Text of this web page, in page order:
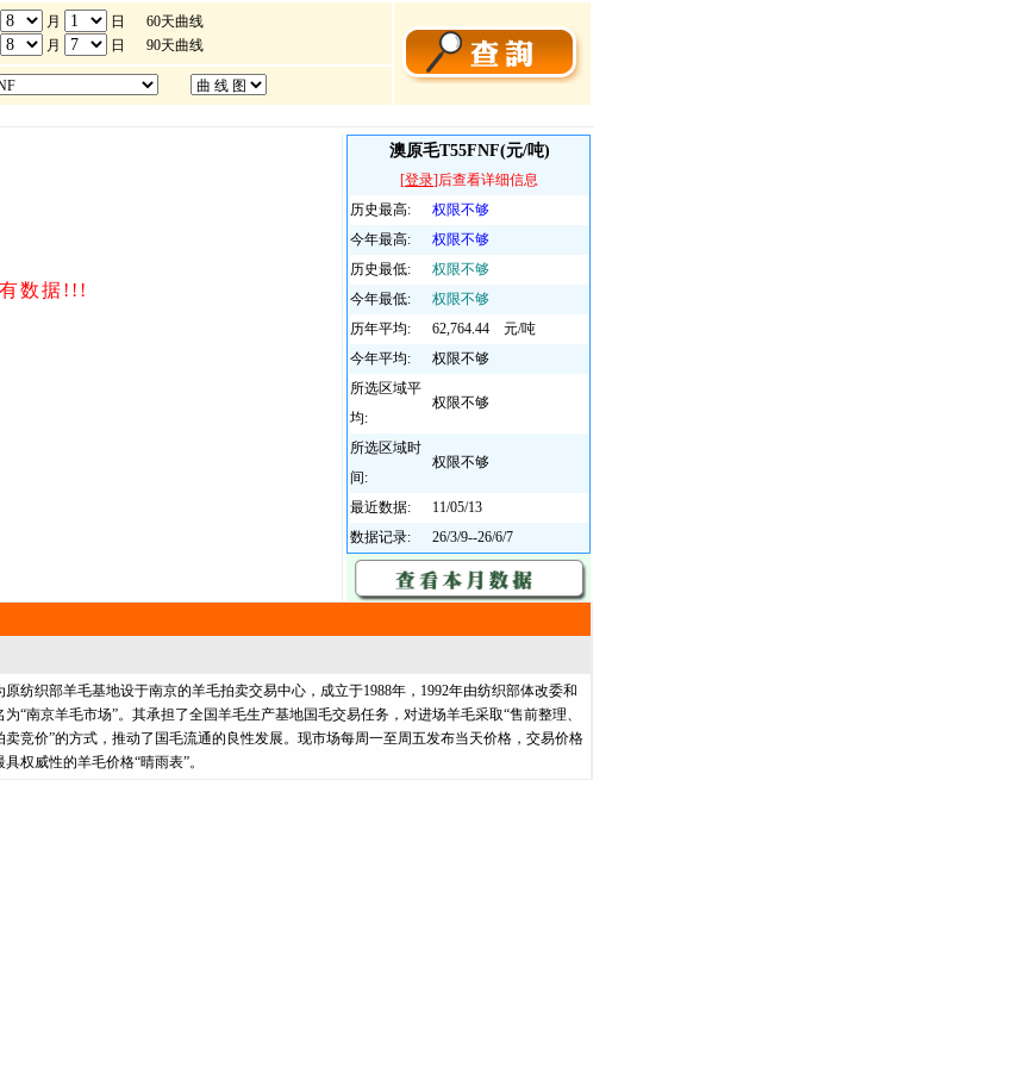
澳原毛T55FNF(元/吨)
[登录]后查看详细信息
历史最高:
权限不够
今年最高:
权限不够
历史最低:
权限不够
今年最低:
权限不够
历年平均:
62,764.44 元/吨
今年平均:
权限不够
所选区域平
均:
权限不够
所选区域时
间:
权限不够
最近数据:
11/05/13
数据记录:
26/3/9--26/6/7
织部羊毛基地设于南京的羊毛拍卖交易中心，成立于1988年，1992年由纺织部体改委和
“南京羊毛市场”。其承担了全国羊毛生产基地国毛交易任务，对进场羊毛采取“售前整理、
竞价”的方式，推动了国毛流通的良性发展。现市场每周一至周五发布当天价格，交易价格
权威性的羊毛价格“晴雨表”。